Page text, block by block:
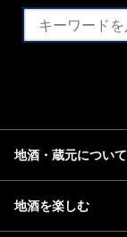
地酒・蔵元について
地酒を楽しむ